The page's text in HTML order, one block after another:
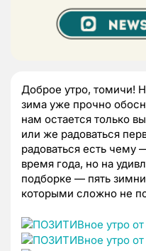
Доброе утро, томичи!
зима уже прочно
нам остается только
или же радоваться
радоваться есть чему
время года, но на
подборке — пять
которыми сложно не